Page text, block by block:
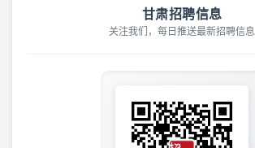
甘肃招聘信息
关注我们，每日推送最新招聘信息